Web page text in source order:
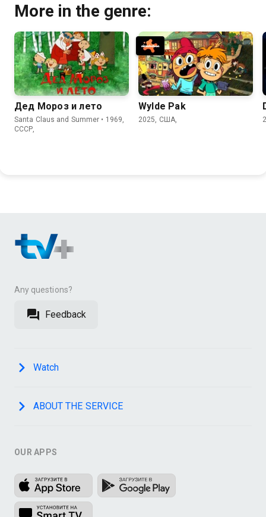
More in the genre:
Дед Мороз и лето
Santa Claus and Summer • 1969,
СССР,
Wylde Pak
2025, США,
Any questions?
Feedback
Watch
ABOUT THE SERVICE
OUR APPS